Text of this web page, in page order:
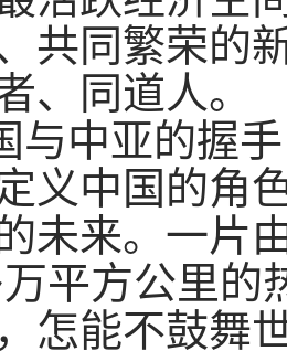
共同繁荣的
、同道人。
与中亚的握
义中国的角
未来。一片
平方公里的
怎能不鼓舞